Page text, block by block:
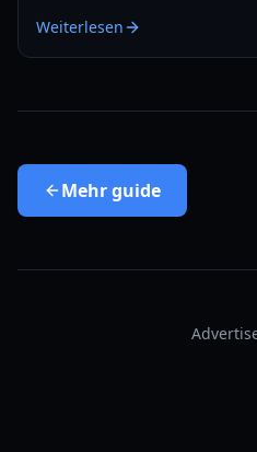
Konsequenzen, wenn Sie
einen erfinden.
Weiterlesen
Mehrguide